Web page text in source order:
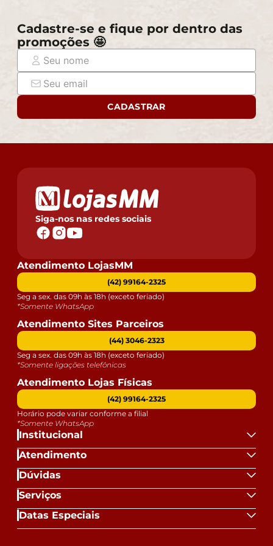
por elevadores, portas, escadas e/ou corredores,
evitando assim futuros desagrados ou imprevistos
com a entrega do produto.
Cadastre-se e fique por dentro das
promoções 🤩
CADASTRAR
Siga-nos nas redes sociais
Institucional
Atendimento
Dúvidas
Serviços
Datas Especiais
Atendimento LojasMM
(42) 99164-2325
Seg a sex. das 09h às 18h (exceto feriado)
*Somente WhatsApp
Atendimento Sites Parceiros
(44) 3046-2323
Seg a sex. das 09h às 18h (exceto feriado)
*Somente ligações telefônicas
Atendimento Lojas Físicas
(42) 99164-2325
Horário pode variar conforme a filial
*Somente WhatsApp